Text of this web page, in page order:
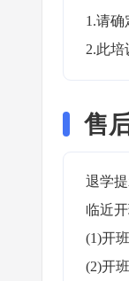
1.请
2.此
售
退学提
临近
(1)开
(2)开